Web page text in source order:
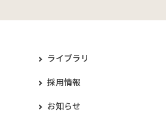
ライブラリ
採用情報
お知らせ